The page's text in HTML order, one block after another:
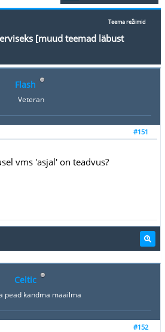
Teema režiimid
[muud teemad läbust
Flash
Veteran
#151
vms 'asjal' on teadvus?
Celtic
pead kandma maailma
#152